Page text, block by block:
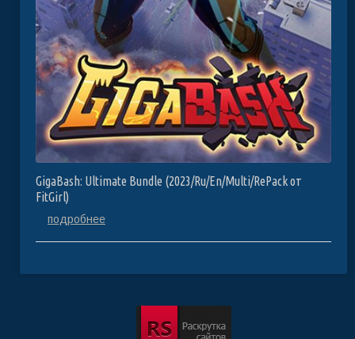
GigaBash: Ultimate Bundle (2023/Ru/En/Multi/RePack от
FitGirl)
подробнее